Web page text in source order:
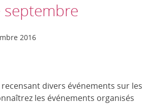
septembre
2016
divers événements sur les
les événements organisés